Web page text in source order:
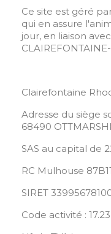
Ce site est géré
qui en assure
jour, en liaison
Clairefontaine
Adresse du siège
68490
SAS au capital de
RC Mulhouse
SIRET
Code activité :